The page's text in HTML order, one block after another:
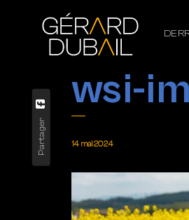
wsi-
Partager 14 mai 2024